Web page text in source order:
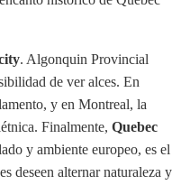
. Algonquin Provincial
de ver alces. En
y en Montreal, la
Finalmente, Quebec
y ambiente europeo, es el
deseen alternar naturaleza y